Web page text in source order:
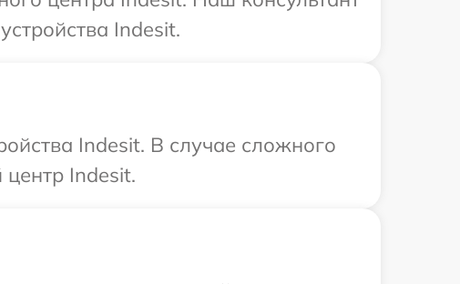
Indesit.
Indesit. В случае сложного
Indesit.